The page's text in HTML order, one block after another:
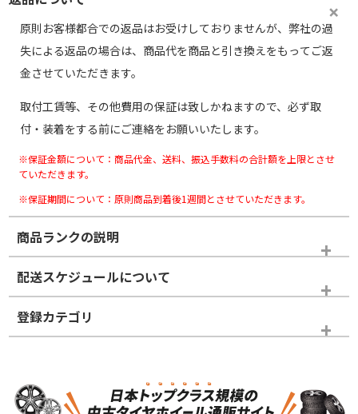
原則お客様都合での返品はお受けしておりませんが、弊社の過
失による返品の場合は、商品代を商品と引き換えをもってご返
金させていただきます。
取付工賃等、その他費用の保証は致しかねますので、必ず取
付・装着をする前にご連絡をお願いいたします。
※保証金額について：商品代金、送料、振込手数料の合計額を上限とさせ
ていただきます。
※保証期間について：原則商品到着後1週間とさせていただきます。
商品ランクの説明
※商品ランクは出品者の主観により判断しておりますので、あら
かじめご了承ください。
ホイールランク
配送スケジュールについて
登録カテゴリ
パーツ